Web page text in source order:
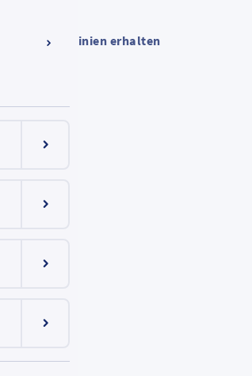
Menüeintrag ein-/ausklappen
Menüeintrag ein-/ausklappen
Menüeintrag ein-/ausklappen
Menüeintrag ein-/ausklappen
Buslinien erhalten